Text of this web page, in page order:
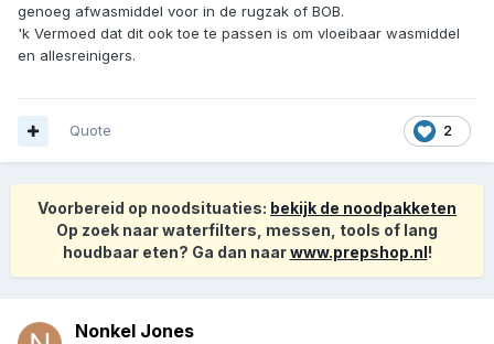
genoeg afwasmiddel voor in de rugzak of BOB.
'k Vermoed dat dit ook toe te passen is om vloeibaar wasmiddel
en allesreinigers.
2
Quote
Voorbereid op noodsituaties: bekijk de noodpakketen
Op zoek naar waterfilters, messen, tools of lang
houdbaar eten? Ga dan naarwww.prepshop.nl!
Nonkel Jones